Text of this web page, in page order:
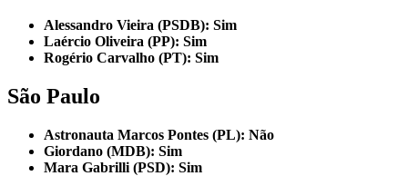
Alessandro Vieira (PSDB): Sim
Laércio Oliveira (PP): Sim
Rogério Carvalho (PT): Sim
São Paulo
Astronauta Marcos Pontes (PL): Não
Giordano (MDB): Sim
Mara Gabrilli (PSD): Sim